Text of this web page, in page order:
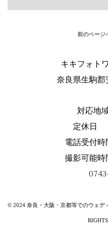
前のページ
キキフォト
奈良県生駒郡
対応地
定休日
電話受付時
撮影可能時
© 2024 奈良・大阪・京都等でのウェ